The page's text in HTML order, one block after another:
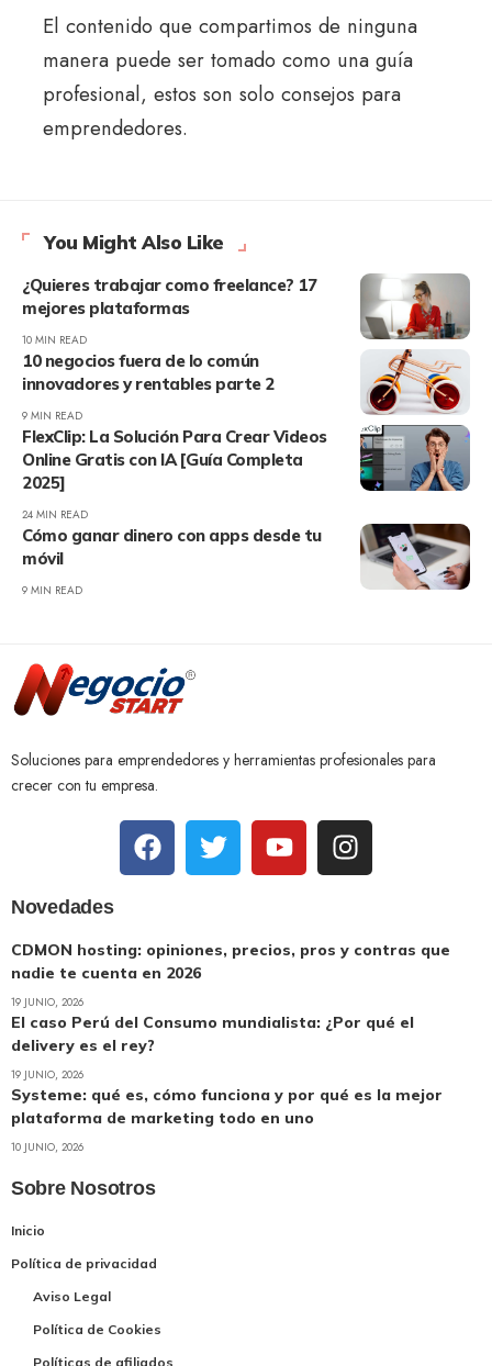
El contenido que compartimos de ninguna
manera puede ser tomado como una guía
profesional, estos son solo consejos para
emprendedores.
You Might Also Like
¿Quieres trabajar como freelance? 17
mejores plataformas
10 MIN READ
10 negocios fuera de lo común
innovadores y rentables parte 2
9 MIN READ
FlexClip: La Solución Para Crear Videos
Online Gratis con IA [Guía Completa
2025]
24 MIN READ
Cómo ganar dinero con apps desde tu
móvil
9 MIN READ
Soluciones para emprendedores y herramientas profesionales para
crecer con tu empresa.
Novedades
CDMON hosting: opiniones, precios, pros y contras que
nadie te cuenta en 2026
19 JUNIO, 2026
El caso Perú del Consumo mundialista: ¿Por qué el
delivery es el rey?
19 JUNIO, 2026
Systeme: qué es, cómo funciona y por qué es la mejor
plataforma de marketing todo en uno
10 JUNIO, 2026
Sobre Nosotros
Inicio
Política de privacidad
Aviso Legal
Política de Cookies
Políticas de afiliados